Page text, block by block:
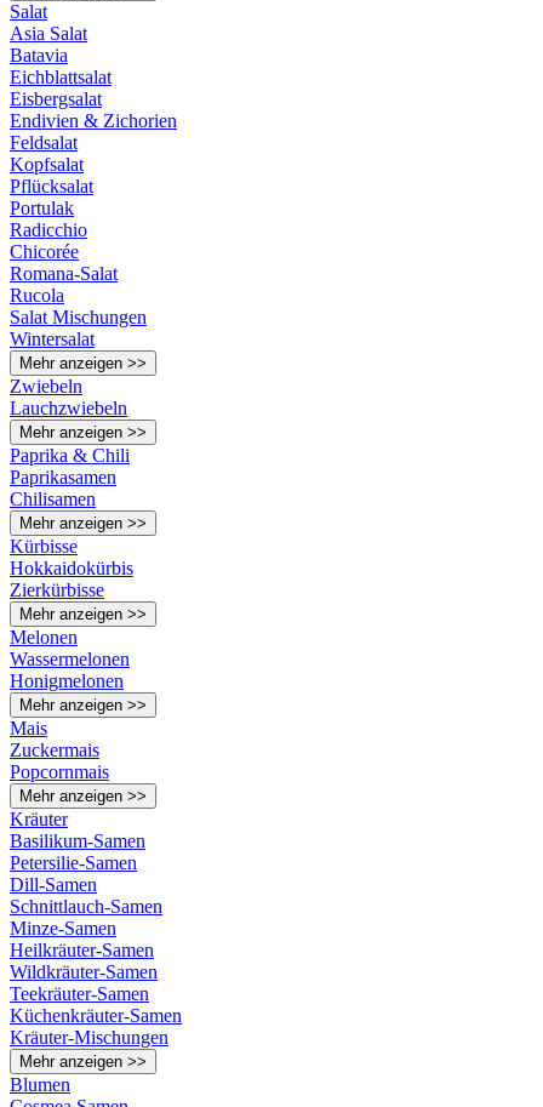
Salat
Asia Salat
Batavia
Eichblattsalat
Eisbergsalat
Endivien & Zichorien
Feldsalat
Kopfsalat
Pflücksalat
Portulak
Radicchio
Chicorée
Romana-Salat
Rucola
Salat Mischungen
Wintersalat
Mehr anzeigen >>
Zwiebeln
Lauchzwiebeln
Mehr anzeigen >>
Paprika & Chili
Paprikasamen
Chilisamen
Mehr anzeigen >>
Kürbisse
Hokkaidokürbis
Zierkürbisse
Mehr anzeigen >>
Melonen
Wassermelonen
Honigmelonen
Mehr anzeigen >>
Mais
Zuckermais
Popcornmais
Mehr anzeigen >>
Kräuter
Basilikum-Samen
Petersilie-Samen
Dill-Samen
Schnittlauch-Samen
Minze-Samen
Heilkräuter-Samen
Wildkräuter-Samen
Teekräuter-Samen
Küchenkräuter-Samen
Kräuter-Mischungen
Mehr anzeigen >>
Blumen